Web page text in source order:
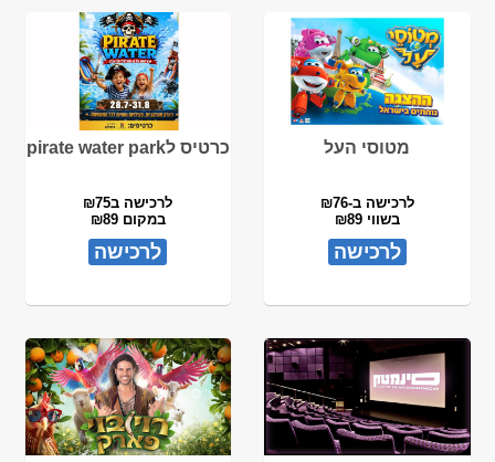
מטוסי העל
לרכישה ב-₪76
בשווי ₪89
לרכישה
כרטיס לpirate water park
לרכישה ב₪75
במקום ₪89
לרכישה